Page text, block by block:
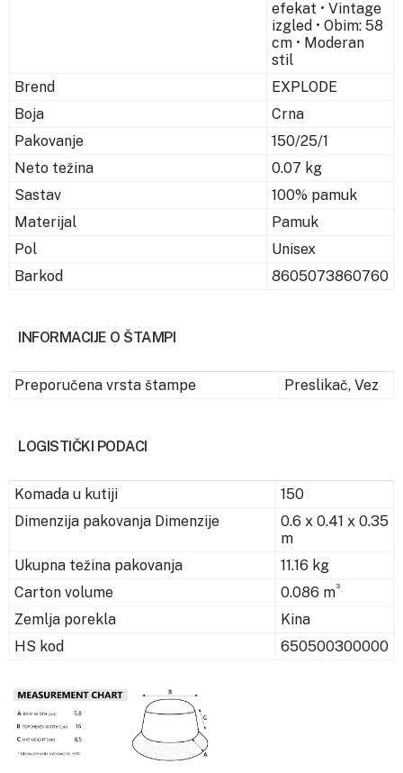
efekat • Vintage
izgled • Obim: 58
cm • Moderan
stil
Brend
EXPLODE
Boja
Crna
Pakovanje
150/25/1
Neto težina
0.07 kg
Sastav
100% pamuk
Materijal
Pamuk
Pol
Unisex
Barkod
8605073860760
INFORMACIJE O ŠTAMPI
Preporučena vrsta štampe Preslikač, Vez
LOGISTIČKI PODACI
Komada u kutiji
150
Dimenzija pakovanja Dimenzije
0.6 x 0.41 x 0.35
m
Ukupna težina pakovanja
11.16 kg
Carton volume
0.086 m3
Zemlja porekla
Kina
HS kod
650500300000